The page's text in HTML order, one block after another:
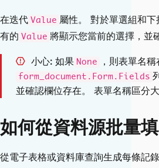
# Select a dropdown option
text
try" ).Value "United
form_document .SaveAs(
在迭代 Value 屬性。 對於單選組和
有的 Value 將顯示您當前的選擇，並
小心 如果 None ，則表單名
form_document.Form.Fields
並確認欄位存在。 表單名稱區分
如何從資料源批量
從電子表格或資料庫查詢生成每條記